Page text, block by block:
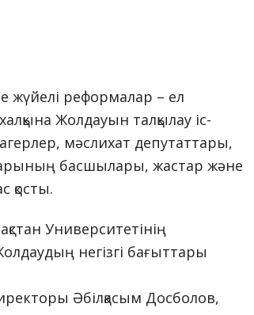
жүйелі реформалар – ел
Жолдауын талқылау іс-
мәслихат депутаттары,
басшылары, жастар және
қосты.
Университетінің
негізгі бағыттары
Әбілқасым Досболов,